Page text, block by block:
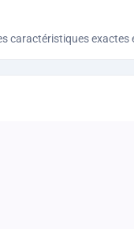
caractéristiques